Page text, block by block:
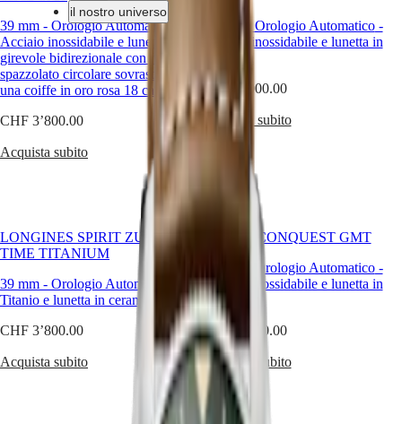
il nostro universo
Orologi
Master
MASTER
MASTER
COLLECTION
CHRONOGRAPH
COLLECTION
MOONPHASE
THE
LONGINES
MASTER
COLLECTION
Africa
South
México
United
States
Asia
Pacifico
中
39 mm - Orologio Automatico
Acciaio inossidabile e lunetta
girevole bidirezionale con inserto
spazzolato circolare sovrastato da
una coiffe in oro rosa 18 carati 5N
CHF 3’800.00
Acquista subito
39 mm- Orologio Automatico-
Acciaio inossidabile e lunetta in
ceramica
CHF 3’000.00
Acquista subito
LONGINES SPIRIT ZULU
TIME TITANIUM
39 mm - Orologio Automatico
Titanio e lunetta in ceramica
CHF 3’800.00
Acquista subito
HYDROCONQUEST GMT
Orologio Automatico-
Acciaio inossidabile e lunetta in
ceramica
CHF 2’800.00
Acquista subito